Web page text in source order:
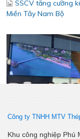
Bám sát thị trường
Công ty TNHH MTV
Khu công nghiệp Phú